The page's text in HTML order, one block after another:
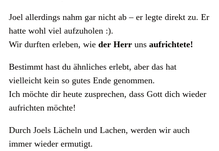
Joel allerdings nahm gar nicht ab – er legte direkt zu. Er
hatte wohl viel aufzuholen :).
Wir durften erleben, wie der Herr uns aufrichtete!
Bestimmt hast du ähnliches erlebt, aber das hat
vielleicht kein so gutes Ende genommen.
Ich möchte dir heute zusprechen, dass Gott dich wieder
aufrichten möchte!
Durch Joels Lächeln und Lachen, werden wir auch
immer wieder ermutigt.